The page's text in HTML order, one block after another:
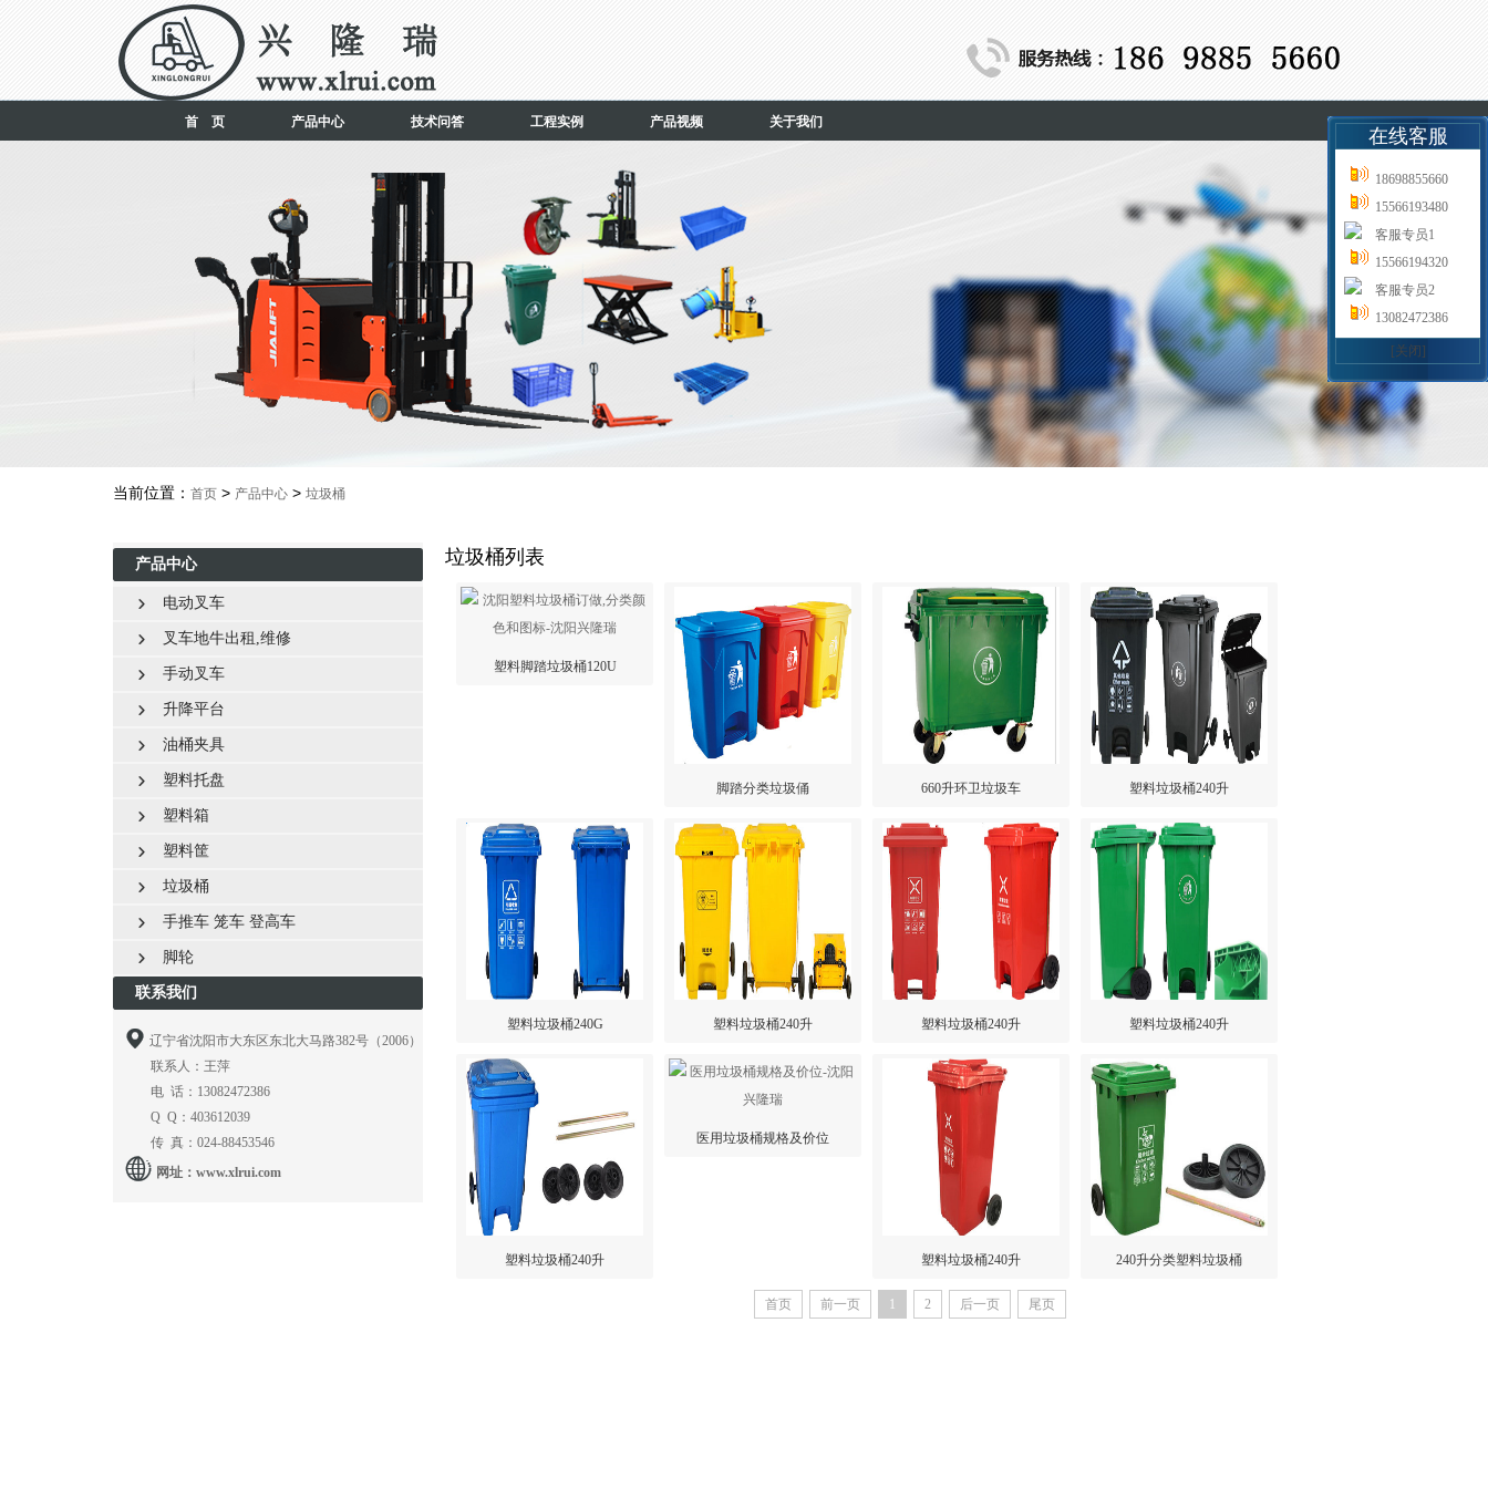
首 页 产品中心 技术问答 工程实例 产品视频 关于我们
当前位置： 首页 > 产品中心 > 垃圾桶
产品中心
 电动叉车
 叉车地牛出租,维修
 手动叉车
 升降平台
 油桶夹具
 塑料托盘
 塑料箱
 塑料筐
 垃圾桶
 手推车 笼车 登高车
 脚轮
联系我们
 辽宁省沈阳市大东区东北大马路382号（2006）
联系人：王萍
电 话：13082472386
Q Q：403612039
传 真：024-88453546
 网址： www.xlrui.com
垃圾桶列表
塑料脚踏垃圾桶120U
脚踏分类垃圾俑 660升环卫垃圾车 塑料垃圾桶240升
塑料垃圾桶240G 塑料垃圾桶240升 塑料垃圾桶240升 塑料垃圾桶240升
塑料垃圾桶240升
医用垃圾桶规格及价位
塑料垃圾桶240升 240升分类塑料垃圾桶
首页 前一页 1 2 后一页 尾页
在线客服
18698855660
15566193480
客服专员1
15566194320
客服专员2
13082472386
[关闭]